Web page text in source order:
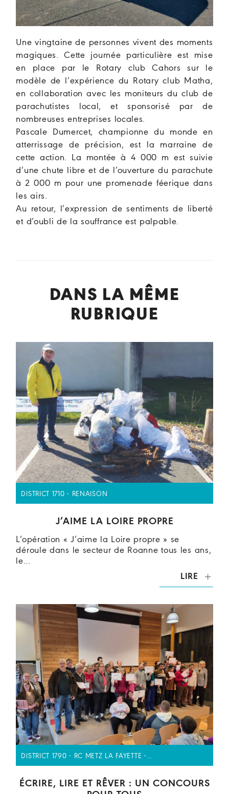
Une vingtaine de personnes vivent des moments
magiques. Cette journée particulière est mise
en place par le Rotary club Cahors sur le
modèle de l’expérience du Rotary club Matha,
en collaboration avec les moniteurs du club de
parachutistes local, et sponsorisé par de
nombreuses entreprises locales.
Pascale Dumercet, championne du monde en
atterrissage de précision, est la marraine de
cette action. La montée à 4 000 m est suivie
d’une chute libre et de l’ouverture du parachute
à 2 000 m pour une promenade féerique dans
les airs.
Au retour, l’expression de sentiments de liberté
et d’oubli de la souffrance est palpable.
DANS LA MÊME
RUBRIQUE
DISTRICT 1710 - RENAISON
J’AIME LA LOIRE PROPRE
L’opération « J’aime la Loire propre » se
déroule dans le secteur de Roanne tous les ans,
le…
LIRE
DISTRICT 1790 - RC METZ LA FAYETTE -…
ÉCRIRE, LIRE ET RÊVER : UN CONCOURS